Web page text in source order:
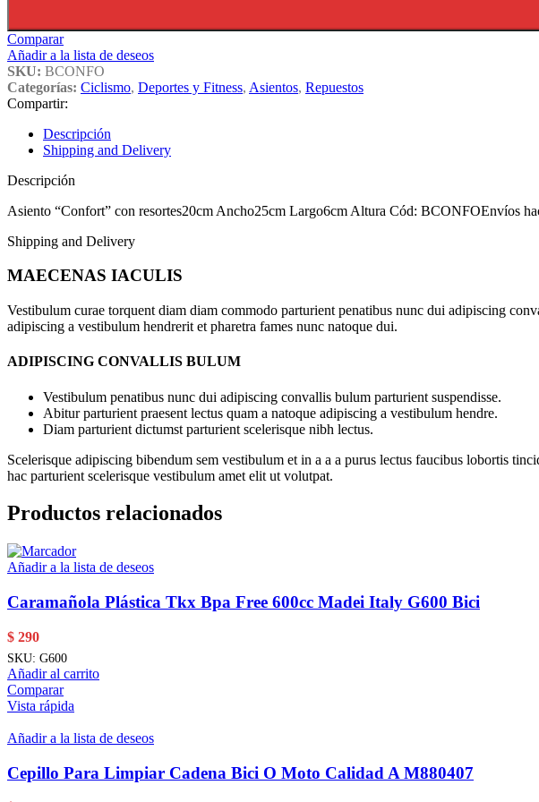
Comparar
Añadir a la lista de deseos
SKU: BCONFO
Categorías: Ciclismo, Deportes y Fitness, Asientos, Repuestos
Compartir:
Descripción
Shipping and Delivery
Descripción
Asiento “Confort” con resortes20cm Ancho25cm Largo6cm Altura Cód: BCONFOEnvíos
Shipping and Delivery
MAECENAS IACULIS
Vestibulum curae torquent diam diam commodo parturient penatibus nunc dui adipiscing
adipiscing a vestibulum hendrerit et pharetra fames nunc natoque dui.
ADIPISCING CONVALLIS BULUM
Vestibulum penatibus nunc dui adipiscing convallis bulum parturient suspendisse.
Abitur parturient praesent lectus quam a natoque adipiscing a vestibulum hendre.
Diam parturient dictumst parturient scelerisque nibh lectus.
Scelerisque adipiscing bibendum sem vestibulum et in a a a purus lectus faucibus lobortis
hac parturient scelerisque vestibulum amet elit ut volutpat.
Productos relacionados
Añadir a la lista de deseos
Caramañola Plástica Tkx Bpa Free 600cc Madei Italy G600 Bici
$ 290
SKU: G600
Añadir al carrito
Comparar
Vista rápida
Añadir a la lista de deseos
Cepillo Para Limpiar Cadena Bici O Moto Calidad A M880407